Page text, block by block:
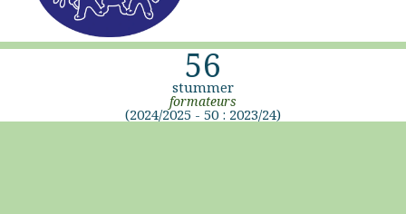
56
stummer
formateurs
(2024/2025 - 50 : 2023/24)